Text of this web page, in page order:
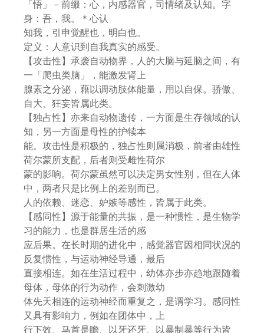
「悟」－前缀：心，内感器官，司情绪及认知。字
身：吾，我。＊心认
知我，引申觉醒也，明白也。
定义：人意识到自我真实的感受。
【攻击性】承袭自动物界，人的大脑与延脑之间，有
一「爬虫类脑」，能激发肾上
腺素之分泌，藉以调动肢体能量，用以自保。骄傲、
自大、狂妄皆属此类。
【独占性】亦来自动物遗传，一方面是生存领域的认
知，另一方面是母性的护犊本
能。攻击性是积极的，独占性则属消极，前者由雄性
荷尔蒙所支配，后者则受雌性荷尔
蒙的影响。荷尔蒙虽然可以决定男女性别，但在人体
中，两者只是比例上的差别而已。
人的依赖、迷恋、妒嫉等感性，皆属于此类。
【感同性】源于能量的共振，是一种惯性，是生物学
习的能力，也是群居生活的感
应后果。在长时期的进化中，感觉器官因相同状况的
反复惯性，与运动神经导通，最后
直接相连。如在生活过程中，幼体亦步亦趋地跟随着
母体，母体的行为动作，会刺激幼
体先天相连的运动神经而重复之，是谓学习。感同性
又具有影响力，例如在团体中，上
行下效、马首是瞻、以牙还牙、以暴制暴等行为皆